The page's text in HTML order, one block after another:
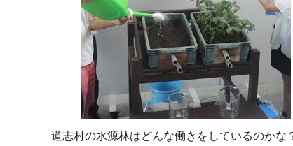
道志村の水源林はどんな働きをしているのかな